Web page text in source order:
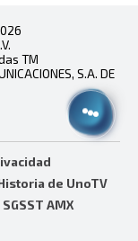
TM
S.A. DE
de UnoTV
SGSST AMX